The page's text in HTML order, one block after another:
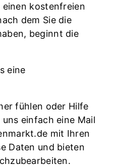
kostenfreien
dem Sie die
beginnt die
eine
fühlen oder Hilfe
einfach eine Mail
mit Ihren
Daten und bieten